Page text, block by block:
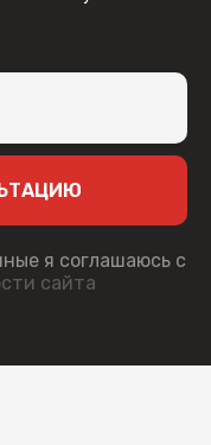
я соглашаюсь с
сайта